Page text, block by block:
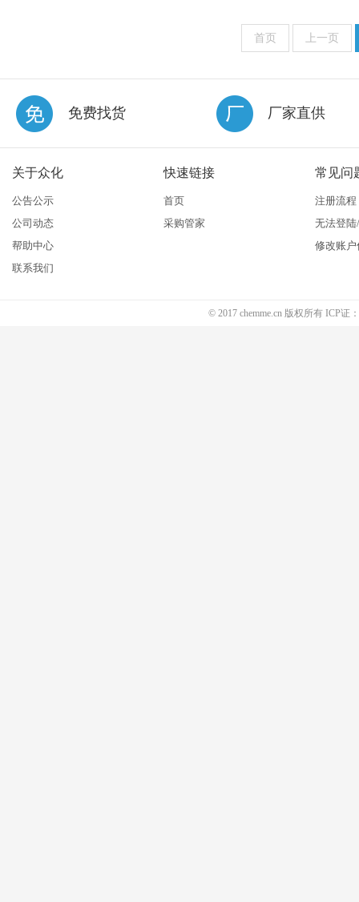
首页 上一页
免费找货 厂家直供
关于众化
公告公示
公司动态
帮助中心
联系我们
快速链接
首页
采购管家
常见问
注册流程
无法登
修改账户
© 2017 chemme.cn 版权所有 ICP证：